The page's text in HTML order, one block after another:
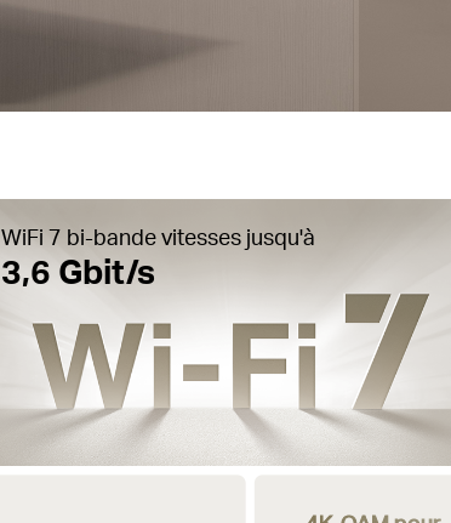
WiFi 7 bi-bandevitesses jusqu'à
3,6 Gbit/s